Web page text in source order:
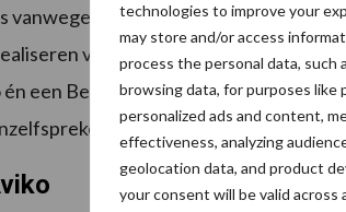
technologies to improve your
may store and/or access
process the personal data, such
browsing data, for purposes like
personalized ads and content,
effectiveness, analyzing
geolocation data, and product
your consent will be valid across
vanwege die onzekerheid voor een
van 70,- en 89,- euro per ton
een Belgapom notering van
fors onder